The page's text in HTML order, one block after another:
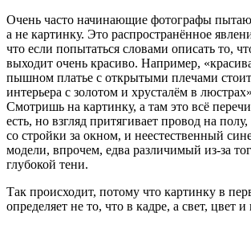
Очень часто начинающие фотографы
а не картинку. Это распространённое
что если попытаться словами описать то,
выходит очень красиво. Например,
пышном платье с открытыми плечами
интерьера с золотом и хрусталём в
Смотришь на картинку, а там это всё
есть, но взгляд притягивает провод на
со стройки за окном, и неестественный
модели, впрочем, едва различимый из-за
глубокой тени.
Так происходит, потому что картинку в
определяет не то, что в кадре, а свет, цвет